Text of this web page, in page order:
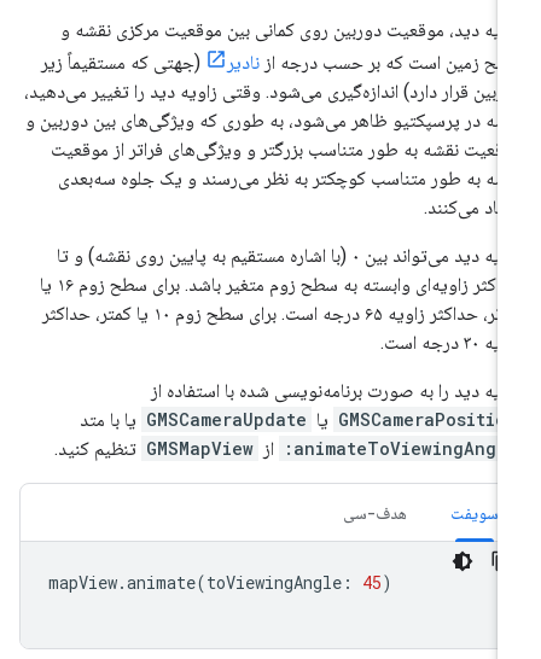
دید، موقعیت دوربین روی کمانی بین موقعیت مرکزی نقشه و
زمین است که بر حسب درجه ازنادیر
(جهتی که مستقیماً زیر
قرار دارد) اندازه‌گیری می‌شود. وقتی زاویه دید را تغییر می‌دهید،
در پرسپکتیو ظاهر می‌شود، به طوری که ویژگی‌های بین دوربین و
نقشه به طور متناسب بزرگتر و ویژگی‌های فراتر از موقعیت
به طور متناسب کوچکتر به نظر می‌رسند و یک جلوه سه‌بعدی
می‌کنند.
زاویه دید می‌تواند بین ۰ (با اشاره مستقیم به پایین روی نقشه) و تا
حداکثر زاویه‌ای وابسته به سطح زوم متغیر باشد. برای سطح زوم ۱۶ یا
بالاتر، حداکثر زاویه ۶۵ درجه است. برای سطح زوم ۱۰ یا کمتر، حداکثر
دید را به صورت برنامه‌نویسی شده با استفاده از
یا GMSCameraUpdate یا با متد
از GMSMapView تنظیم کنید.
سویفت هدف-سی
mapView.animate(toViewingAngle: